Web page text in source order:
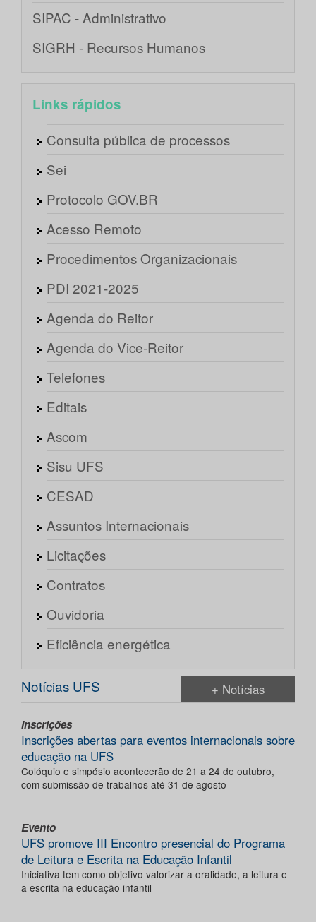
SIPAC - Administrativo
SIGRH - Recursos Humanos
Links rápidos
Consulta pública de processos
Sei
Protocolo GOV.BR
Acesso Remoto
Procedimentos Organizacionais
PDI 2021-2025
Agenda do Reitor
Agenda do Vice-Reitor
Telefones
Editais
Ascom
Sisu UFS
CESAD
Assuntos Internacionais
Licitações
Contratos
Ouvidoria
Eficiência energética
Notícias UFS + Notícias
Inscrições
Inscrições abertas para eventos internacionais sobre
educação na UFS
Colóquio e simpósio acontecerão de 21 a 24 de outubro,
com submissão de trabalhos até 31 de agosto
Evento
UFS promove III Encontro presencial do Programa
de Leitura e Escrita na Educação Infantil
Iniciativa tem como objetivo valorizar a oralidade, a leitura e
a escrita na educação infantil